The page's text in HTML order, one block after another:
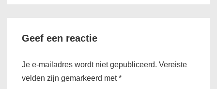
Geef een reactie
Je e-mailadres wordt niet gepubliceerd. Vereiste
velden zijn gemarkeerd met*